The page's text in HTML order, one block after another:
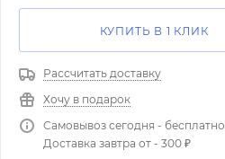
КУПИТЬ В 1 КЛИК
Рассчитать доставку
Хочу в подарок
Самовывоз сегодня - бесплатно
Доставка завтра от - 300 ₽